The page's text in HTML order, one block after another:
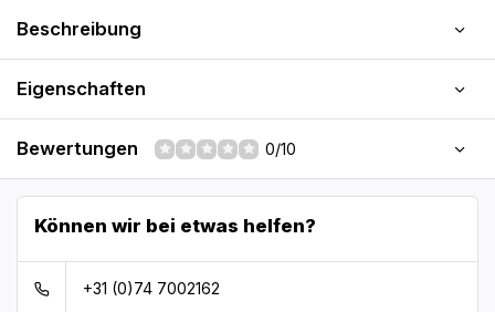
Beschreibung
Eigenschaften
Bewertungen 0/10
Können wir bei etwas helfen?
+31 (0)74 7002162